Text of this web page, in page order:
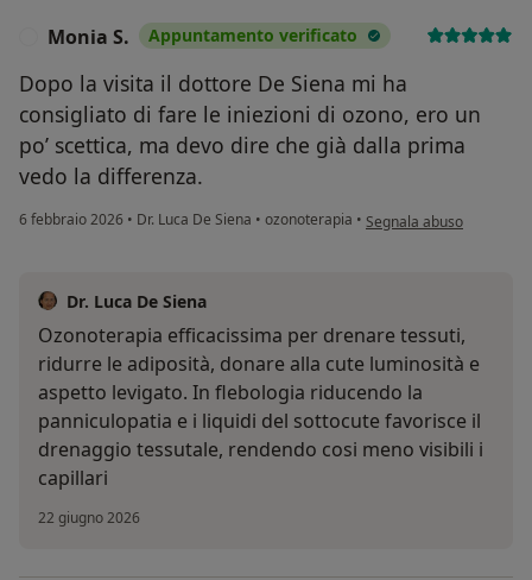
Monia S. Appuntamento verificato
Dopo la visita il dottore De Siena mi ha
consigliato di fare le iniezioni di ozono, ero un
po’ scettica, ma devo dire che già dalla prima
vedo la differenza.
6 febbraio 2026 • Dr. Luca De Siena • ozonoterapia • secondo l'opinione
Segnala abuso
Dr. Luca De Siena
Ozonoterapia efficacissima per drenare tessuti,
ridurre le adiposità, donare alla cute luminosità e
aspetto levigato. In flebologia riducendo la
panniculopatia e i liquidi del sottocute favorisce il
drenaggio tessutale, rendendo cosi meno visibili i
capillari
22 giugno 2026